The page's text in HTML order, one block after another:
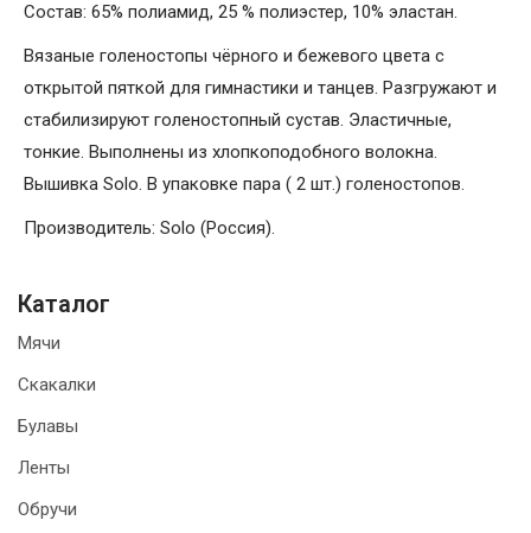
Состав: 65% полиамид, 25 % полиэстер, 10% эластан.
Вязаные голеностопы чёрного и бежевого цвета с
открытой пяткой для гимнастики и танцев. Разгружают и
стабилизируют голеностопный сустав. Эластичные,
тонкие. Выполнены из хлопкоподобного волокна.
Вышивка Solo. В упаковке пара ( 2 шт.) голеностопов.
Производитель: Solo (Россия).
Каталог
Мячи
Скакалки
Булавы
Ленты
Обручи